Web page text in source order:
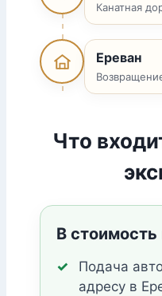
Канатная
Ереван
Что
В стоимость
Подача
адресу в